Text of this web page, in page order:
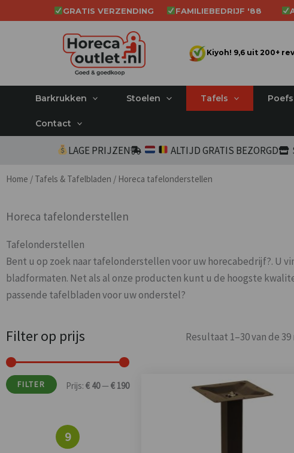
naar
GRATIS VERZENDING FAMILIEBEDRIJF '88
Kiyoh! 9,6 uit 200+
Barkrukken Stoelen Tafels Poefs
Contact
LAGE PRIJZEN ALTIJD GRATIS BEZORGD
Home / Tafels & Tafelbladen / Horeca tafelonderstellen
Horeca tafelonderstellen
Tafelonderstellen
Bent u op zoek naar tafelonderstellen voor uw horecabedrijf?. U
bladformaten. Net als al onze producten kunt u de hoogste
passende tafelbladen voor uw onderstel?
Filter op prijs
FILTER Prijs: € 40— € 190
9
Resultaat 1–30 van de